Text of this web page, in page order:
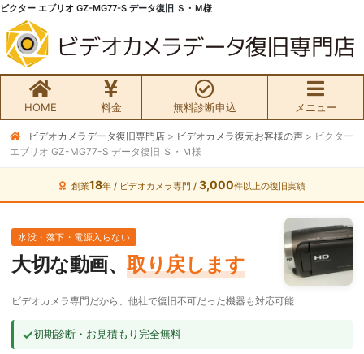
ビクター エブリオ GZ-MG77-S データ復旧 Ｓ・Ｍ様
HOME 料金 無料診断申込 メニュー
無料初期診断お申込み
ビデオカメラ データ復旧HOME
料金・メニュー
サービスの流れ
ビデオカメラデータ復旧専門店 > ビデオカメラ復元お客様の声 > ビクター
エブリオ GZ-MG77-S データ復旧 Ｓ・Ｍ様
創業18年 / ビデオカメラ専門 / 3,000件以上の復旧実績
水没・落下・電源入らない
大切な動画、 取り戻します
ビデオカメラ専門だから、他社で復旧不可だった機器も対応可能
✓初期診断・お見積もり完全無料